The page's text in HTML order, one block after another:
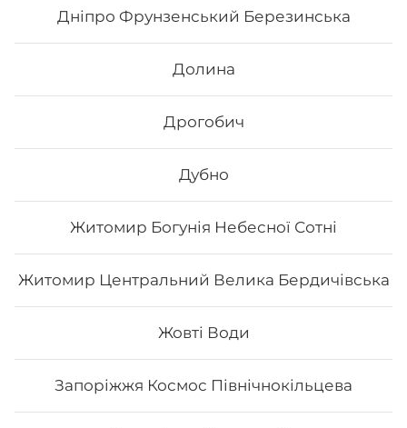
Дніпро Фрунзенський Березинська
Долина
Дрогобич
Дубно
Житомир Богунія Небесної Сотні
Житомир Центральний Велика Бердичівська
Жовті Води
Запоріжжя Космос Північнокільцева
Кітто рол
Склад: рис, норі, манго, маринований гарбуз, сир
372